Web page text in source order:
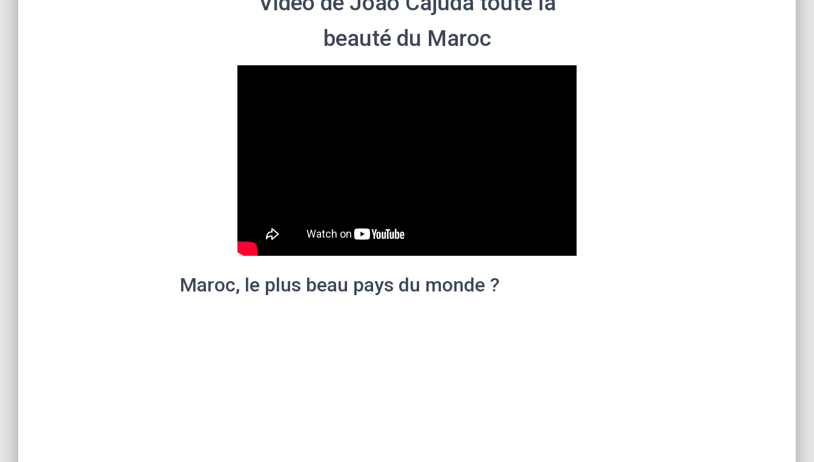
beauté du Maroc
Maroc, le plus beau pays du monde ?